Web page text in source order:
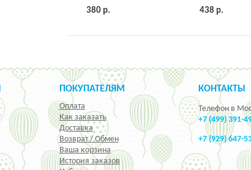
Chicco
380 р. 438 р.
ПОКУПАТЕЛЯМ
Оплата
Как заказать
Доставка
Возврат / Обмен
Ваша корзина
История заказов
КОНТАКТЫ
Телефон в
+7 (499) 391-
+7 (929) 647-